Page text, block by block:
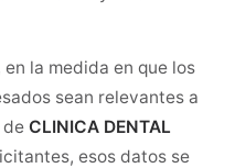
la medida en que los
sean relevantes a
de CLINICA DENTAL
esos datos se